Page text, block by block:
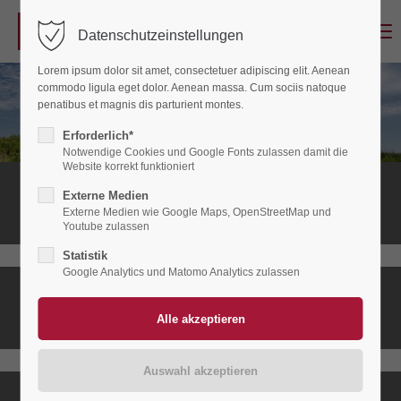
Login
Benutzername
Passwort
Anmelden
Register|Lost your password?
Support
Lorem ipsum dolor sit amet:
Stationäres
Hospiz
Ambulanter
Datenschutzeinstellungen
Lorem ipsum dolor sit amet, consectetuer adipiscing elit. Aenean
commodo ligula eget dolor. Aenean massa. Cum sociis natoque
penatibus et magnis dis parturient montes.
Erforderlich*
Notwendige Cookies und Google Fonts zulassen damit die
Website korrekt funktioniert
Externe Medien
Externe Medien wie Google Maps, OpenStreetMap und
Youtube zulassen
Statistik
Google Analytics und Matomo Analytics zulassen